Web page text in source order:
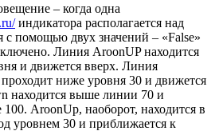
– когда одна
индикатора располагается над
с помощью двух значений – «False»
Линия AroonUP находится
и движется вверх. Линия
ниже уровня 30 и движется
находится выше линии 70 и
AroonUp, наоборот, находится в
уровнем 30 и приближается к